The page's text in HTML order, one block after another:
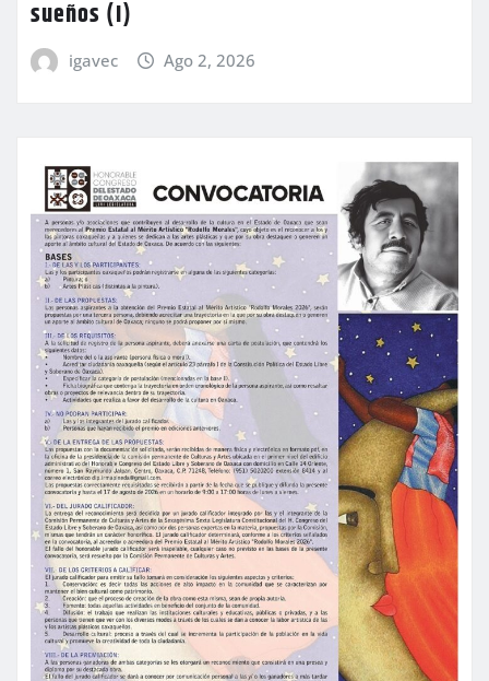
sueños (I)
igavec Ago 2, 2026